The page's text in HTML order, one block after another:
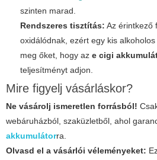
szinten marad.
Rendszeres tisztítás: Az érintkező
oxidálódnak, ezért egy kis
meg őket, hogy az e cigi
teljesítményt adjon.
Mire figyelj vásárláskor?
Ne vásárolj ismeretlen forrásból!
webáruházból, szaküzletből, ahol
akkumulátorra.
Olvasd el a vásárlói véleményeket: